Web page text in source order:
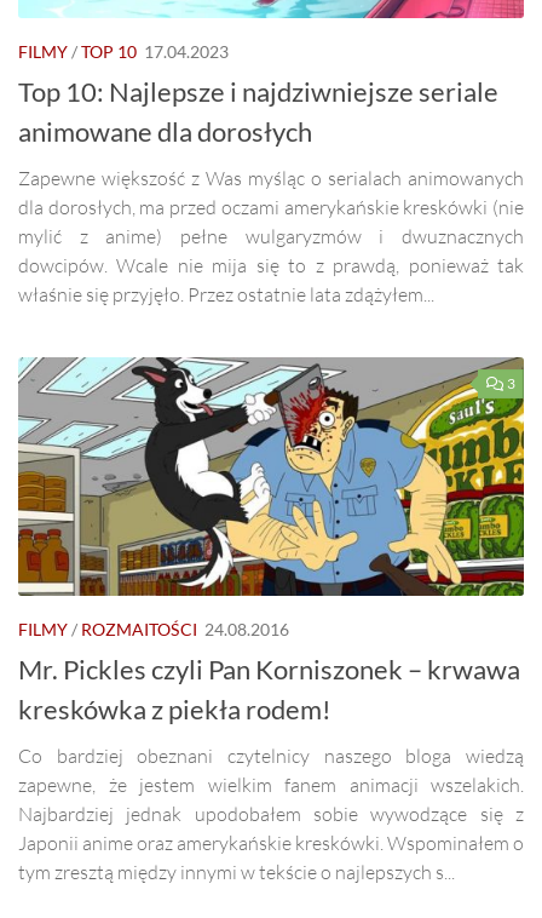
FILMY/TOP 10 17.04.2023
Top 10: Najlepsze i najdziwniejsze seriale
animowane dla dorosłych
Zapewne większość z Was myśląc o serialach animowanych
dla dorosłych, ma przed oczami amerykańskie kreskówki (nie
mylić z anime) pełne wulgaryzmów i dwuznacznych
dowcipów. Wcale nie mija się to z prawdą, ponieważ tak
właśnie się przyjęło. Przez ostatnie lata zdążyłem...
3
FILMY/ ROZMAITOŚCI 24.08.2016
Mr. Pickles czyli Pan Korniszonek – krwawa
kreskówka z piekła rodem!
Co bardziej obeznani czytelnicy naszego bloga wiedzą
zapewne, że jestem wielkim fanem animacji wszelakich.
Najbardziej jednak upodobałem sobie wywodzące się z
Japonii anime oraz amerykańskie kreskówki. Wspominałem o
tym zresztą między innymi w tekście o najlepszych s...